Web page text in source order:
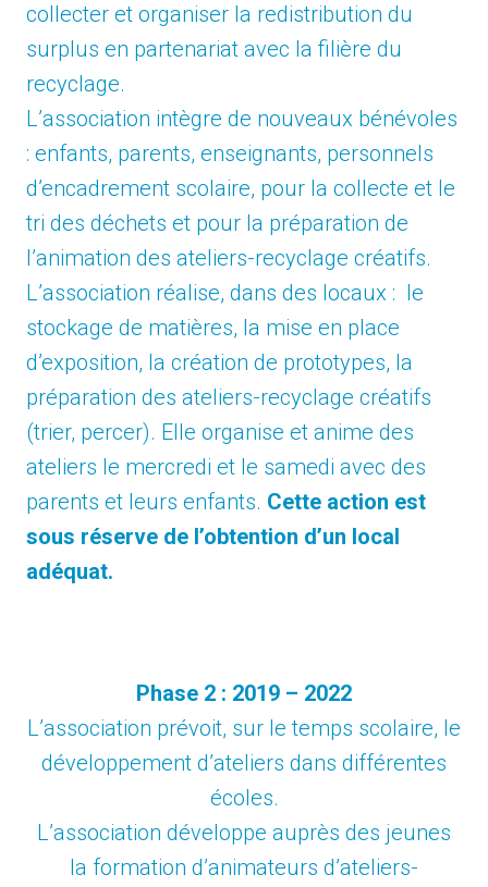
collecter et organiser la redistribution du
surplus en partenariat avec la filière du
recyclage.
L’association intègre de nouveaux bénévoles
: enfants, parents, enseignants, personnels
d’encadrement scolaire, pour la collecte et le
tri des déchets et pour la préparation de
l’animation des ateliers-recyclage créatifs.
L’association réalise, dans des locaux : le
stockage de matières, la mise en place
d’exposition, la création de prototypes, la
préparation des ateliers-recyclage créatifs
(trier, percer). Elle organise et anime des
ateliers le mercredi et le samedi avec des
parents et leurs enfants. Cette action est
sous réserve de l’obtention d’un local
adéquat.
Phase 2 : 2019 – 2022
L’association prévoit, sur le temps scolaire, le
développement d’ateliers dans différentes
écoles.
L’association développe auprès des jeunes
la formation d’animateurs d’ateliers-